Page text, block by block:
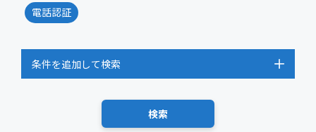
電話認証
条件を追加して検索